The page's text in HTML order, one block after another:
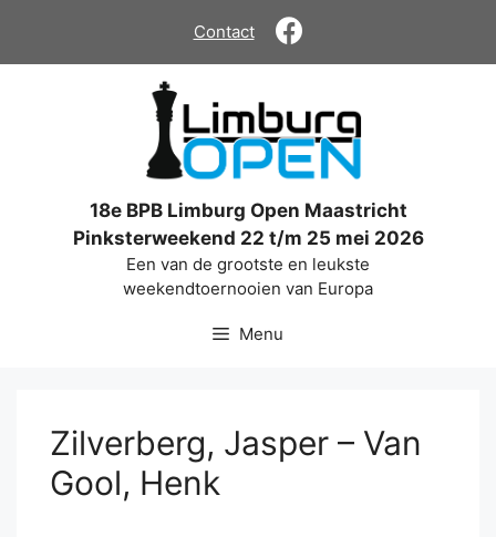
de
Contact
18e BPB Limburg Open Maastricht
Pinksterweekend 22 t/m 25 mei 2026
Een van de grootste en leukste
weekendtoernooien van Europa
Menu
Zilverberg, Jasper – Van
Gool, Henk